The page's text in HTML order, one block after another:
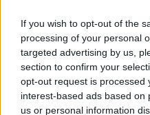
If you wish to opt-out of the
processing of your personal
targeted advertising by us,
section to confirm your
opt-out request is processed
interest-based ads based on
us or personal information